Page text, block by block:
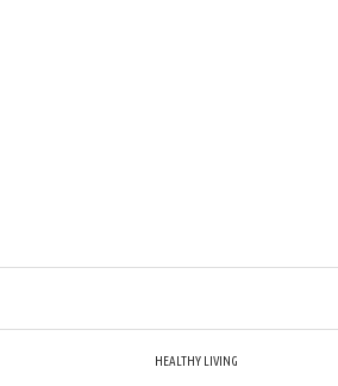
HEALTHY LIVING